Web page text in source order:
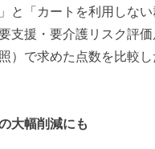
と「カートを利用しな
支援・要介護リスク評
）で求めた点数を比較し
大幅削減にも